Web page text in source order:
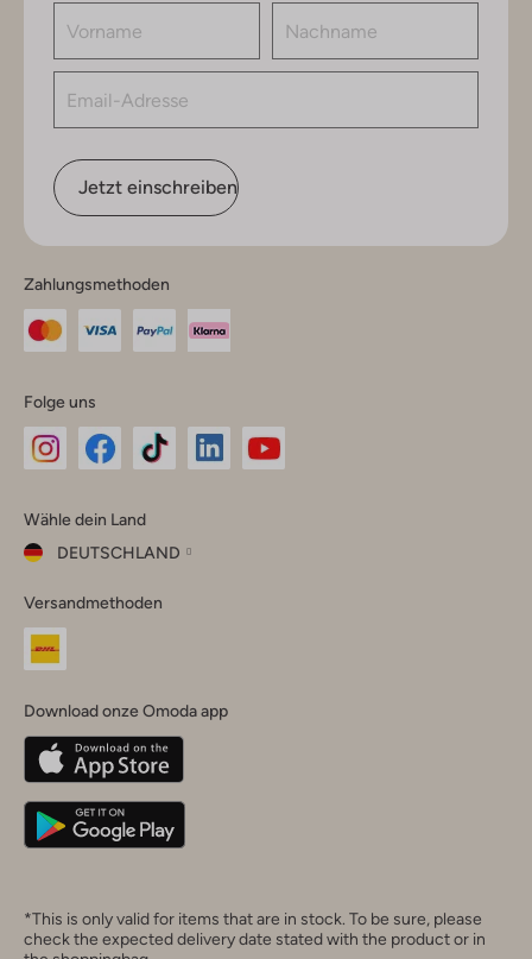
Jetzt einschreiben
Zahlungsmethoden
Folge uns
Instagram
Facebook
TikTok
Wähle dein Land
DEUTSCHLAND
dein
Land
Belgique(Français)
Deutschland
Versandmethoden
Download onze Omoda app
*This is only valid for items that are in stock. To be sure, please
check the expected delivery date stated with the product or in